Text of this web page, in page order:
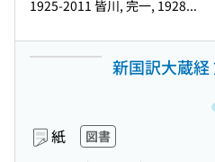
1925-2011 皆川, 完一, 1928...
新国訳大蔵経
紙 図書